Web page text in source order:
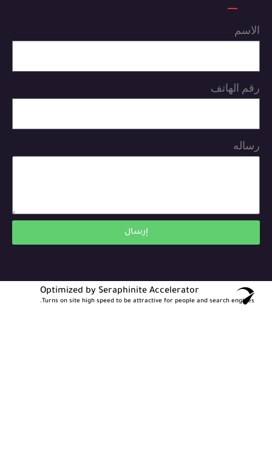
الاسم
رقم الهاتف
رساله
إرسال
Optimized by Seraphinite Accelerator
Turns on site high speed to be attractive for people and search engines.